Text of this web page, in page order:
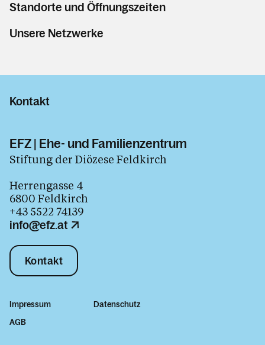
Standorte und Öffnungszeiten
Unsere Netzwerke
Kontakt
EFZ | Ehe- und Familienzentrum
Stiftung der Diözese Feldkirch
Herrengasse 4
6800 Feldkirch
+43 5522 74139
info@efz.at
Kontakt
Impressum
Datenschutz
AGB